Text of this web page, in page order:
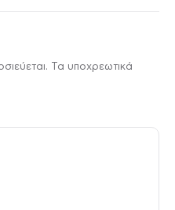
Τα υποχρεωτικά